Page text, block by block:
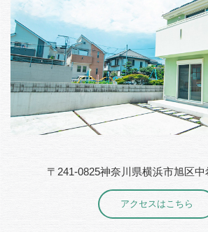
〒241-0825神奈川県横浜市旭区
アクセスはこちら